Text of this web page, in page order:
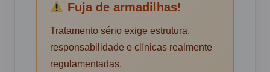
Fuja de armadilhas!
Tratamento sério exige estrutura,
responsabilidade e clínicas realmente
regulamentadas.